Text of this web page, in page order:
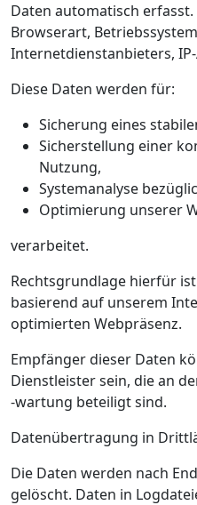
Daten automatisch
Browserart,
Internetdienstanbieters,
Diese Daten werden für:
Sicherung eines
Sicherstellung einer
Nutzung,
Systemanalyse
Optimierung unserer
verarbeitet.
Rechtsgrundlage hierfür ist
basierend auf unserem
optimierten Webpräsenz.
Empfänger dieser Daten
Dienstleister sein, die an
-wartung beteiligt sind.
Datenübertragung in
Die Daten werden nach
gelöscht. Daten in